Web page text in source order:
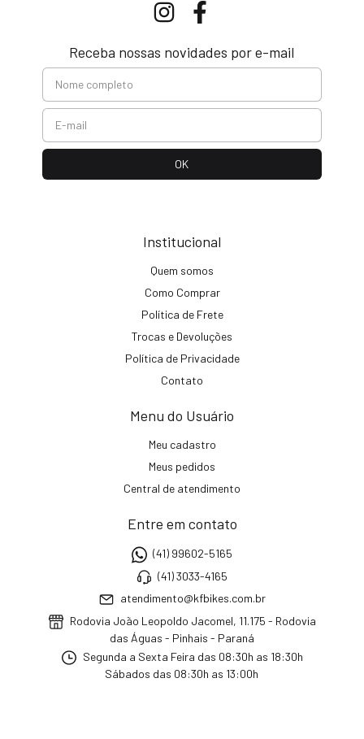
Receba nossas novidades por e-mail
Institucional
Quem somos
Como Comprar
Política de Frete
Trocas e Devoluções
Política de Privacidade
Contato
Menu do Usuário
Meu cadastro
Meus pedidos
Central de atendimento
Entre em contato
(41) 99602-5165
(41) 3033-4165
atendimento@kfbikes.com.br
Rodovia João Leopoldo Jacomel, 11.175 - Rodovia
das Águas - Pinhais - Paraná
Segunda a Sexta Feira das 08:30h as 18:30h
Sábados das 08:30h as 13:00h